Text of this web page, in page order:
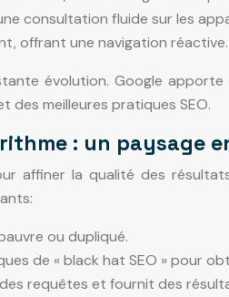
consultation fluide sur les
offrant une navigation réactive.
évolution. Google
des meilleures pratiques SEO.
: un paysage
affiner la qualité des
ou dupliqué.
de « black hat SEO » pour
requêtes et fournit des